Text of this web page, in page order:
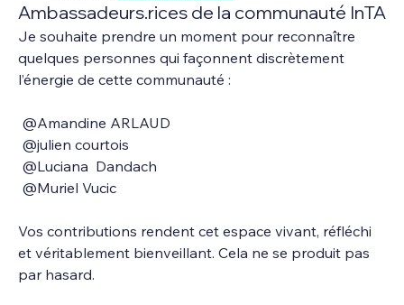
Ambassadeurs.rices de la communauté InTA
Je souhaite prendre un moment pour reconnaître
quelques personnes qui façonnent discrètement
l’énergie de cette communauté :
@Amandine ARLAUD
@julien courtois
@Luciana  Dandach
@Muriel Vucic
Vos contributions rendent cet espace vivant, réfléchi
et véritablement bienveillant. Cela ne se produit pas
par hasard.